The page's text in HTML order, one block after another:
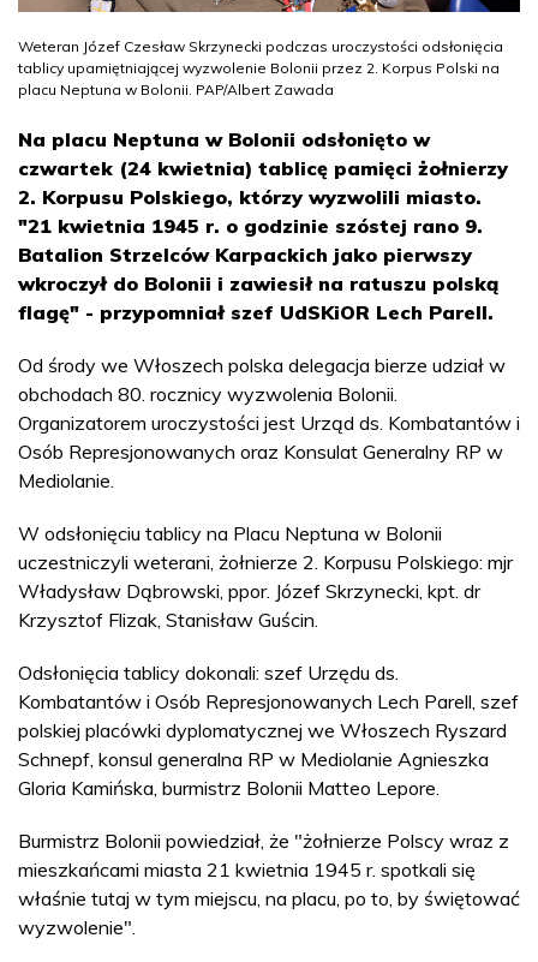
Weteran Józef Czesław Skrzynecki podczas uroczystości odsłonięcia
tablicy upamiętniającej wyzwolenie Bolonii przez 2. Korpus Polski na
placu Neptuna w Bolonii. PAP/Albert Zawada
Na placu Neptuna w Bolonii odsłonięto w
czwartek (24 kwietnia) tablicę pamięci żołnierzy
2. Korpusu Polskiego, którzy wyzwolili miasto.
"21 kwietnia 1945 r. o godzinie szóstej rano 9.
Batalion Strzelców Karpackich jako pierwszy
wkroczył do Bolonii i zawiesił na ratuszu polską
flagę" - przypomniał szef UdSKiOR Lech Parell.
Od środy we Włoszech polska delegacja bierze udział w
obchodach 80. rocznicy wyzwolenia Bolonii.
Organizatorem uroczystości jest Urząd ds. Kombatantów i
Osób Represjonowanych oraz Konsulat Generalny RP w
Mediolanie.
W odsłonięciu tablicy na Placu Neptuna w Bolonii
uczestniczyli weterani, żołnierze 2. Korpusu Polskiego: mjr
Władysław Dąbrowski, ppor. Józef Skrzynecki, kpt. dr
Krzysztof Flizak, Stanisław Guścin.
Odsłonięcia tablicy dokonali: szef Urzędu ds.
Kombatantów i Osób Represjonowanych Lech Parell, szef
polskiej placówki dyplomatycznej we Włoszech Ryszard
Schnepf, konsul generalna RP w Mediolanie Agnieszka
Gloria Kamińska, burmistrz Bolonii Matteo Lepore.
Burmistrz Bolonii powiedział, że "żołnierze Polscy wraz z
mieszkańcami miasta 21 kwietnia 1945 r. spotkali się
właśnie tutaj w tym miejscu, na placu, po to, by świętować
wyzwolenie".